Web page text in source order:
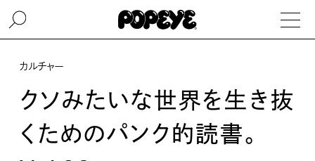
カルチャー
クソみたいな世界を生き抜
くためのパンク的読書。